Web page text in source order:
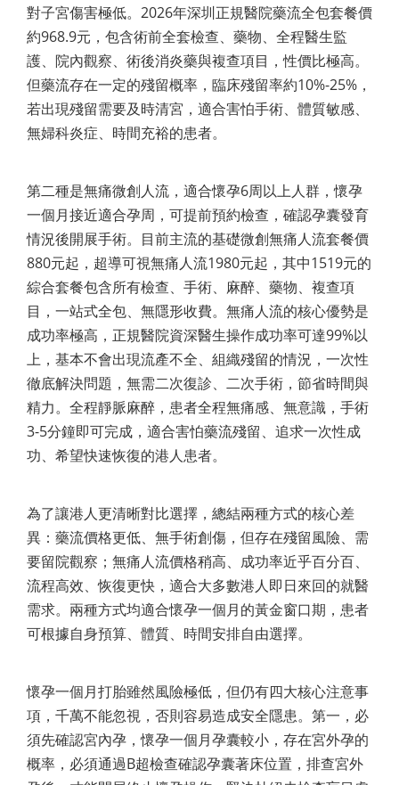
對子宮傷害極低。2026年深圳正規醫院藥流全包套餐價
約968.9元，包含術前全套檢查、藥物、全程醫生監
護、院內觀察、術後消炎藥與複查項目，性價比極高。
但藥流存在一定的殘留概率，臨床殘留率約10%-25%，
若出現殘留需要及時清宮，適合害怕手術、體質敏感、
無婦科炎症、時間充裕的患者。
第二種是無痛微創人流，適合懷孕6周以上人群，懷孕
一個月接近適合孕周，可提前預約檢查，確認孕囊發育
情況後開展手術。目前主流的基礎微創無痛人流套餐價
880元起，超導可視無痛人流1980元起，其中1519元的
綜合套餐包含所有檢查、手術、麻醉、藥物、複查項
目，一站式全包、無隱形收費。無痛人流的核心優勢是
成功率極高，正規醫院資深醫生操作成功率可達99%以
上，基本不會出現流產不全、組織殘留的情況，一次性
徹底解決問題，無需二次復診、二次手術，節省時間與
精力。全程靜脈麻醉，患者全程無痛感、無意識，手術
3-5分鐘即可完成，適合害怕藥流殘留、追求一次性成
功、希望快速恢復的港人患者。
為了讓港人更清晰對比選擇，總結兩種方式的核心差
異：藥流價格更低、無手術創傷，但存在殘留風險、需
要留院觀察；無痛人流價格稍高、成功率近乎百分百、
流程高效、恢復更快，適合大多數港人即日來回的就醫
需求。兩種方式均適合懷孕一個月的黃金窗口期，患者
可根據自身預算、體質、時間安排自由選擇。
懷孕一個月打胎雖然風險極低，但仍有四大核心注意事
項，千萬不能忽視，否則容易造成安全隱患。第一，必
須先確認宮內孕，懷孕一個月孕囊較小，存在宮外孕的
概率，必須通過B超檢查確認孕囊著床位置，排查宮外